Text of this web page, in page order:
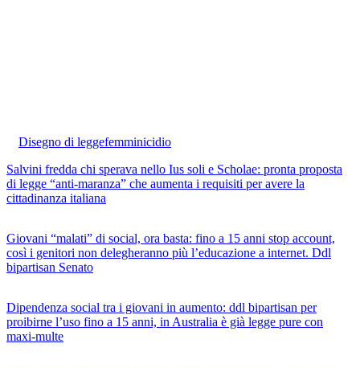
Disegno di leggefemminicidio
Salvini fredda chi sperava nello Ius soli e Scholae: pronta proposta
di legge “anti-maranza” che aumenta i requisiti per avere la
cittadinanza italiana
Giovani “malati” di social, ora basta: fino a 15 anni stop account,
così i genitori non delegheranno più l’educazione a internet. Ddl
bipartisan Senato
Dipendenza social tra i giovani in aumento: ddl bipartisan per
proibirne l’uso fino a 15 anni, in Australia è già legge pure con
maxi-multe